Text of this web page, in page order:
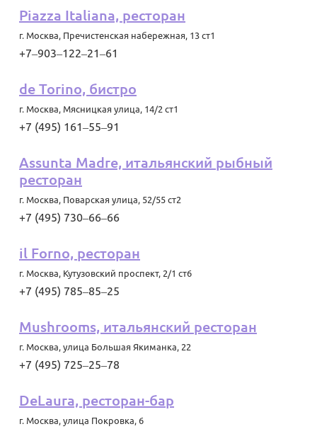
Piazza Italiana, ресторан
г. Москва, Пречистенская набережная, 13 ст1
+7‒903‒122‒21‒61
de Torino, бистро
г. Москва, Мясницкая улица, 14/2 ст1
+7 (495) 161‒55‒91
Assunta Madre, итальянский рыбный
ресторан
г. Москва, Поварская улица, 52/55 ст2
+7 (495) 730‒66‒66
il Forno, ресторан
г. Москва, Кутузовский проспект, 2/1 ст6
+7 (495) 785‒85‒25
Mushrooms, итальянский ресторан
г. Москва, улица Большая Якиманка, 22
+7 (495) 725‒25‒78
DeLaura, ресторан-бар
г. Москва, улица Покровка, 6